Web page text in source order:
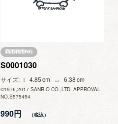
S0001030
サイズ 4.85 6.38
©1976,2017 SANRIO CO.,LTD. APPROVAL
NO.S575454
990円